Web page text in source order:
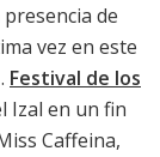
de
vez en este
Festival de los
Izal en un fin
Caffeina,